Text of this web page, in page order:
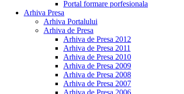
Portal formare porfesionala
Arhiva Presa
Arhiva Portalului
Arhiva de Presa
Arhiva de Presa 2012
Arhiva de Presa 2011
Arhiva de Presa 2010
Arhiva de Presa 2009
Arhiva de Presa 2008
Arhiva de Presa 2007
Arhiva de Presa 2006